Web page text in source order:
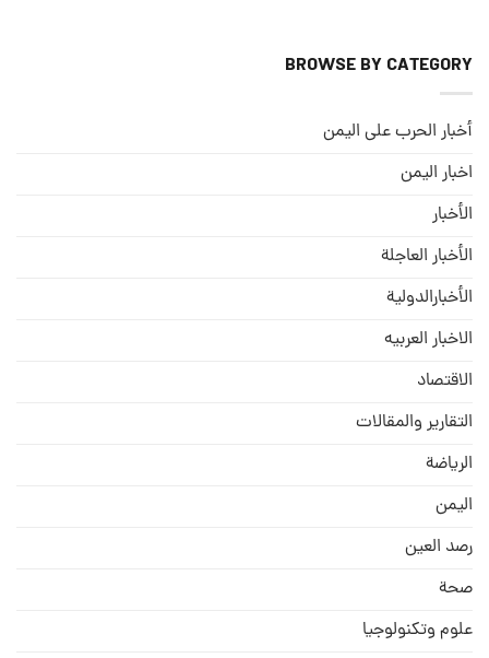
BROWSE BY CATEGORY
أخبار الحرب على اليمن
اخبار اليمن
الأخبار
الأخبار العاجلة
الأخبارالدولية
الاخبار العربيه
الاقتصاد
التقارير والمقالات
الریاضة
الیمن
رصد العین
صحة
علوم وتكنولوجيا